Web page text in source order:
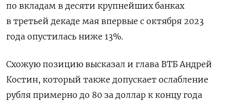
по вкладам в десяти крупнейших банках
в третьей декаде мая впервые с октября 2023
года опустилась ниже 13%.
Схожую позицию высказал и глава ВТБ Андрей
Костин, который также допускает ослабление
рубля примерно до 80 за доллар к концу года